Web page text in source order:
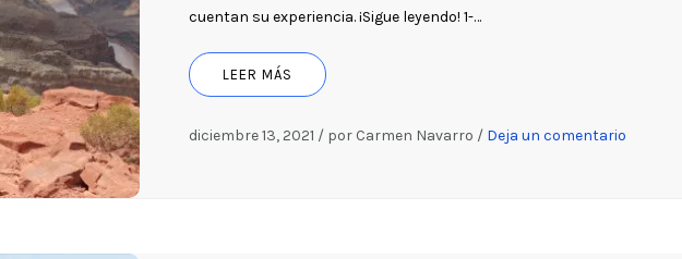
cuentan su experiencia. ¡Sigue leyendo! 1-…
LEER MÁS
diciembre 13, 2021 / por Carmen Navarro / Deja un comentario